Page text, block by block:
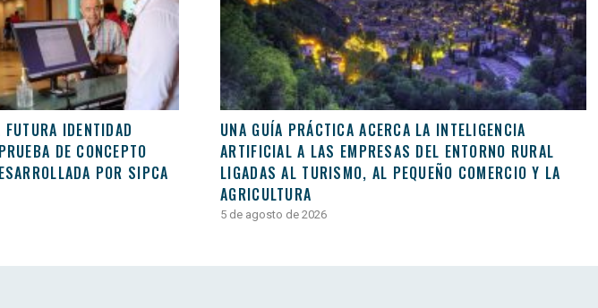
IDENTIDAD
DE CONCEPTO
POR SIPCA
UNA GUÍA PRÁCTICA ACERCA LA INTELIGENCIA
ARTIFICIAL A LAS EMPRESAS DEL ENTORNO RURAL
LIGADAS AL TURISMO, AL PEQUEÑO COMERCIO Y LA
AGRICULTURA
5 de agosto de 2026